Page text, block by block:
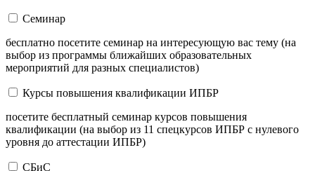
Семинар
бесплатно посетите семинар на интересующую вас тему (на
выбор из программы ближайших образовательных
мероприятий для разных специалистов)
Курсы повышения квалификации ИПБР
посетите бесплатный семинар курсов повышения
квалификации (на выбор из 11 спецкурсов ИПБР с нулевого
уровня до аттестации ИПБР)
СБиС